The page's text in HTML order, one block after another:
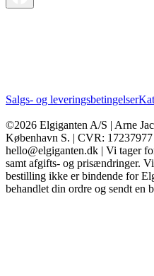
Salgs- og leveringsbetingelser
©2026 Elgiganten A/S | Arne
København S. | CVR:
hello@elgiganten.dk | Vi tager
samt afgifts- og prisændringer.
bestilling ikke er bindende for
behandlet din ordre og sendt en